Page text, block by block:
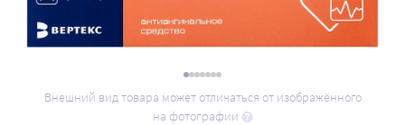
Внешний вид товара может отличаться от изображённого
на фотографии